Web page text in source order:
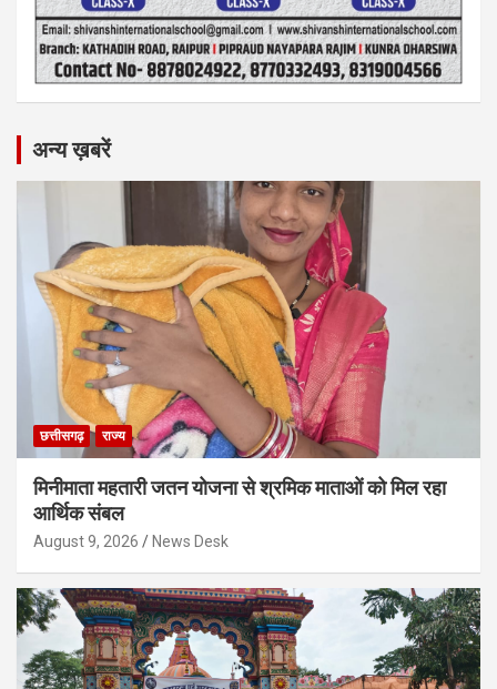
अन्य ख़बरें
छत्तीसगढ़ राज्य
मिनीमाता महतारी जतन योजना से श्रमिक माताओं को मिल रहा
आर्थिक संबल
August 9, 2026 News Desk